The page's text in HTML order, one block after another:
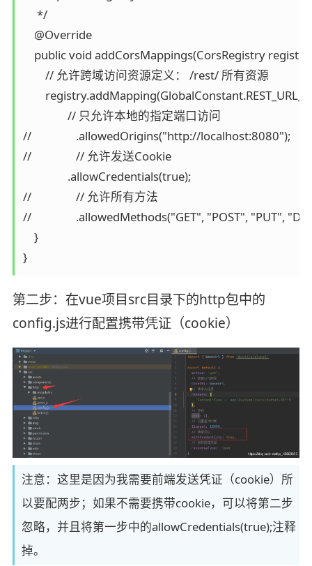
     */
    @Override
public void addCorsMappings(CorsRegistry
        // 允许跨域访问资源定义： /rest/ 所有资源
                // 只允许本地的指定端口访问
//                .allowedOrigins("http://localhost:8080");
//                // 允许发送Cookie
                .allowCredentials(true);
//                // 允许所有方法
//                .allowedMethods("GET", "POST", "PUT",
    }
}
第二步：在vue项目src目录下的http包中的
config.js进行配置携带凭证（cookie）
注意：这里是因为我需要前端发送凭证（cookie）所
以要配两步；如果不需要携带cookie，可以将第二步
忽略，并且将第一步中的allowCredentials(true);注释
掉。